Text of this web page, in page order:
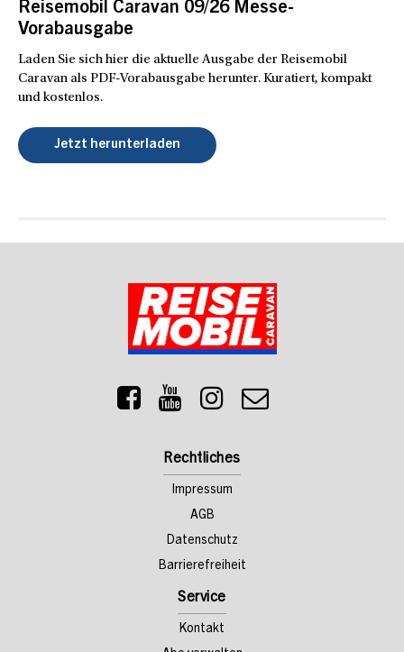
Reisemobil Caravan 09/26 Messe-
Vorabausgabe
Laden Sie sich hier die aktuelle Ausgabe der Reisemobil
Caravan als PDF-Vorabausgabe herunter. Kuratiert, kompakt
und kostenlos.
Jetzt herunterladen
Rechtliches
Impressum
AGB
Datenschutz
Barrierefreiheit
Service
Kontakt